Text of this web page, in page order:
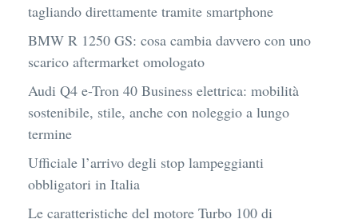
tagliando direttamente tramite smartphone
BMW R 1250 GS: cosa cambia davvero con uno
scarico aftermarket omologato
Audi Q4 e-Tron 40 Business elettrica: mobilità
sostenibile, stile, anche con noleggio a lungo
termine
Ufficiale l’arrivo degli stop lampeggianti
obbligatori in Italia
Le caratteristiche del motore Turbo 100 di